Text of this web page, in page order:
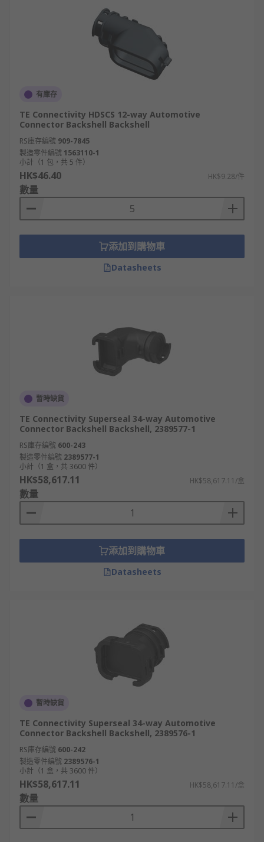
有庫存
TE Connectivity HDSCS 12-way Automotive
Connector Backshell Backshell
RS庫存編號 909-7845
製造零件編號 1563110-1
小計（1 包，共 5 件）
HK$46.40 HK$9.28/件
數量
添加到購物車
Datasheets
暫時缺貨
TE Connectivity Superseal 34-way Automotive
Connector Backshell Backshell, 2389577-1
RS庫存編號 600-243
製造零件編號 2389577-1
小計（1 盒，共 3600 件）
HK$58,617.11 HK$58,617.11/盒
數量
添加到購物車
Datasheets
暫時缺貨
TE Connectivity Superseal 34-way Automotive
Connector Backshell Backshell, 2389576-1
RS庫存編號 600-242
製造零件編號 2389576-1
小計（1 盒，共 3600 件）
HK$58,617.11 HK$58,617.11/盒
數量